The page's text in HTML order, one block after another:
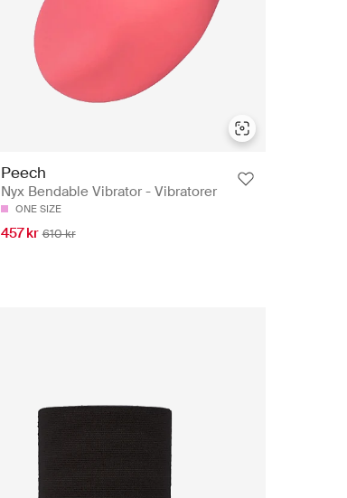
Peech
Nyx Bendable Vibrator - Vibratorer
ONE SIZE
457 kr 610 kr